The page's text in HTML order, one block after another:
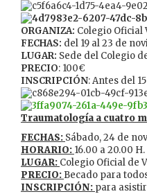
ORGANIZA: Colegio Oficial
FECHAS: del 19 al 23 de
LUGAR: Sede del Colegio
PRECIO: 100€
INSCRIPCIÓN: Antes del
Traumatología a cuatro
FECHAS: Sábado, 24 de
HORARIO: 16.00 a 20.00 H.
LUGAR: Colegio Oficial de
PRECIO: Becado para
INSCRIPCIÓN: para